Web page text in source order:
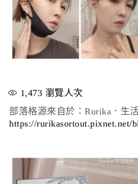
1,473 瀏覽人次
部落格源來自於：Rurika．生
https://rurikasortout.pixnet.net/